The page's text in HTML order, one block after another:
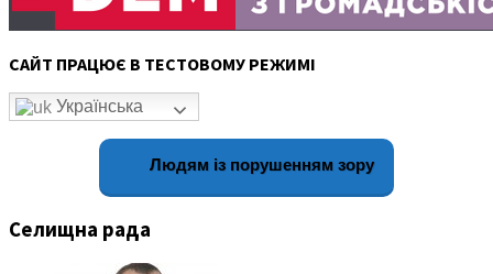
САЙТ ПРАЦЮЄ В ТЕСТОВОМУ РЕЖИМІ
Українська
Людям із порушенням зору
Селищна рада